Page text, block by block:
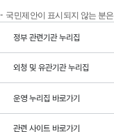
국민제안이 표시되지 않는 분은
정부 관련기관 누리집
외청 및 유관기관 누리집
운영 누리집 바로가기
관련 사이트 바로가기